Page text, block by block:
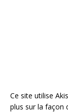
Ce site utilise
plus sur la façon